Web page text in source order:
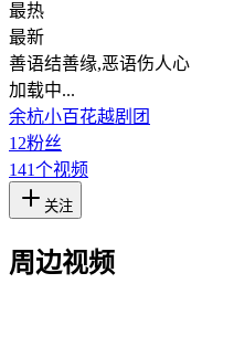
最热
最新
善语结善缘,恶语伤人心
加载中...
余杭小百花越剧团
12粉丝
141个视频
关注
周边视频